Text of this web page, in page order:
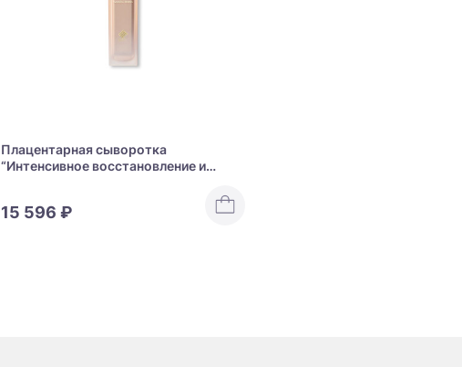
Плацентарная сыворотка
“Интенсивное восстановление и
15 596 ₽